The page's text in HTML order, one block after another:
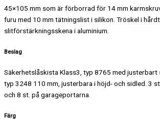
45×105 mm som är förborrad för 14 mm
furu med 10 mm tätningslist i silikon. Tröskel i
slitförstärkningsskena i aluminium.
Beslag
Säkerhetslåskista Klass3, typ 8765 med justerbart
typ 3248 110 mm, justerbara i höjd- och sidled. 3
och 8 st. på garageportarna.
Färg